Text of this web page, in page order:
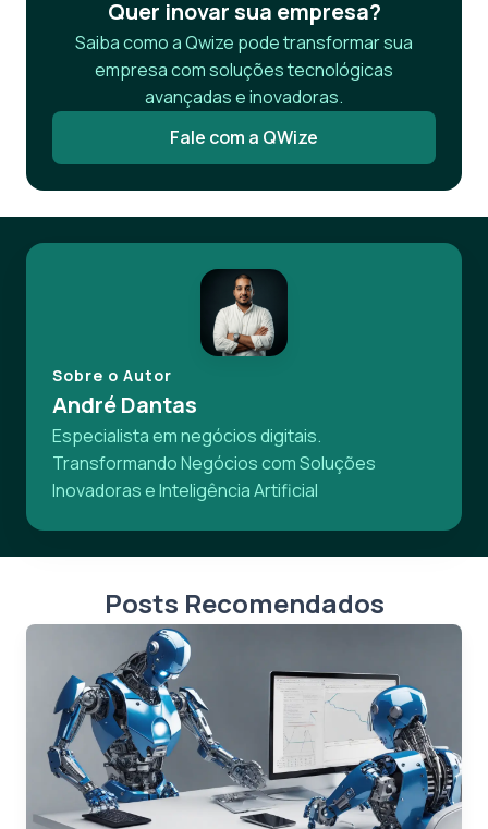
Quer inovar sua empresa?
Saiba como a Qwize pode transformar sua
empresa com soluções tecnológicas
avançadas e inovadoras.
Fale com a QWize
Sobre o Autor
André Dantas
Especialista em negócios digitais.
Transformando Negócios com Soluções
Inovadoras e Inteligência Artificial
Posts Recomendados